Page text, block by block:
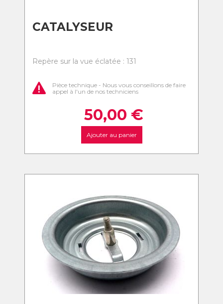
CATALYSEUR
Repère sur la vue éclatée : 131
Pièce technique - Nous vous conseillons de faire
appel à l'un de nos techniciens
50,00 €
Ajouter au panier